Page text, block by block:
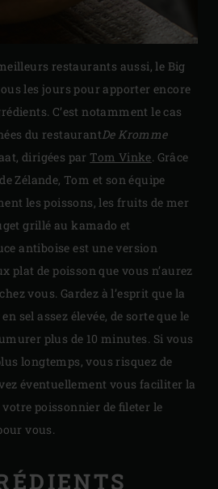
restaurants aussi, le Big
les jours pour apporter encore
C’est notamment le cas
du restaurantDe Kromme
dirigées par Tom Vinke . Grâce
Zélande, Tom et son équipe
les poissons, les fruits de mer
grillé au kamado et
antiboise est une version
plat de poisson que vous n’aurez
vous. Gardez à l’esprit que la
sel assez élevée, de sorte que le
plus de 10 minutes. Si vous
longtemps, vous risquez de
éventuellement vous faciliter la
poissonnier de fileter le
vous.